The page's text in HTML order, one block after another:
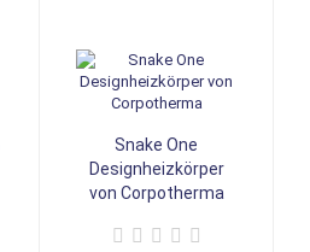
Snake One
Designheizkörper
von Corpotherma